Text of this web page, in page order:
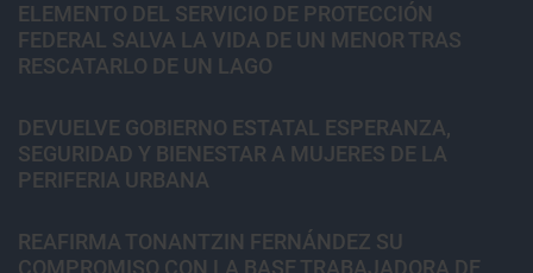
ELEMENTO DEL SERVICIO DE PROTECCIÓN
FEDERAL SALVA LA VIDA DE UN MENOR TRAS
RESCATARLO DE UN LAGO
DEVUELVE GOBIERNO ESTATAL ESPERANZA,
SEGURIDAD Y BIENESTAR A MUJERES DE LA
PERIFERIA URBANA
REAFIRMA TONANTZIN FERNÁNDEZ SU
COMPROMISO CON LA BASE TRABAJADORA DE